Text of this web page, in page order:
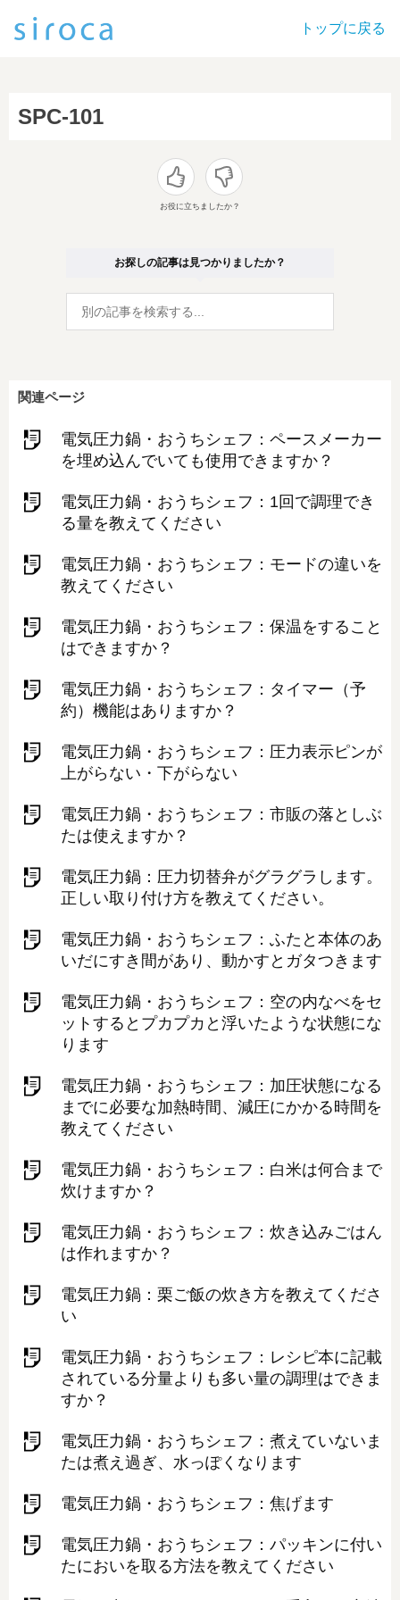
トップに戻る
SPC-101
お役に立ちましたか？
お探しの記事は見つかりましたか？
関連ページ
電気圧力鍋・おうちシェフ：ペースメーカー
を埋め込んでいても使用できますか？
電気圧力鍋・おうちシェフ：1回で調理でき
る量を教えてください
電気圧力鍋・おうちシェフ：モードの違いを
教えてください
電気圧力鍋・おうちシェフ：保温をすること
はできますか？
電気圧力鍋・おうちシェフ：タイマー（予
約）機能はありますか？
電気圧力鍋・おうちシェフ：圧力表示ピンが
上がらない・下がらない
電気圧力鍋・おうちシェフ：市販の落としぶ
たは使えますか？
電気圧力鍋：圧力切替弁がグラグラします。
正しい取り付け方を教えてください。
電気圧力鍋・おうちシェフ：ふたと本体のあ
いだにすき間があり、動かすとガタつきます
電気圧力鍋・おうちシェフ：空の内なべをセ
ットするとプカプカと浮いたような状態にな
ります
電気圧力鍋・おうちシェフ：加圧状態になる
までに必要な加熱時間、減圧にかかる時間を
教えてください
電気圧力鍋・おうちシェフ：白米は何合まで
炊けますか？
電気圧力鍋・おうちシェフ：炊き込みごはん
は作れますか？
電気圧力鍋：栗ご飯の炊き方を教えてくださ
い
電気圧力鍋・おうちシェフ：レシピ本に記載
されている分量よりも多い量の調理はできま
すか？
電気圧力鍋・おうちシェフ：煮えていないま
たは煮え過ぎ、水っぽくなります
電気圧力鍋・おうちシェフ：焦げます
電気圧力鍋・おうちシェフ：パッキンに付い
たにおいを取る方法を教えてください